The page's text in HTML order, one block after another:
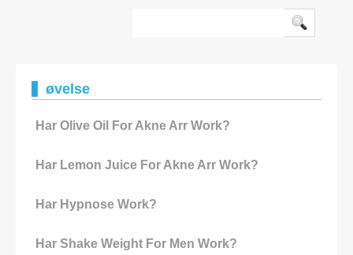
øvelse
Har Olive Oil For Akne Arr Work?
Har Lemon Juice For Akne Arr Work?
Har Hypnose Work?
Har Shake Weight For Men Work?